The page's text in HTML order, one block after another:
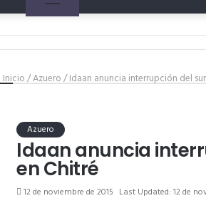
Inicio/Azuero/Idaan anuncia interrupción del
Azuero
Idaan anuncia
en Chitré
12 de noviembre de 2015 Last Updated: 12 de